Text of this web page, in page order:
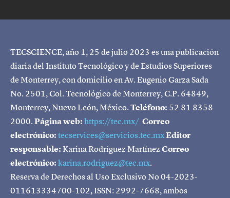
TECSCIENCE, año 1, 25 de julio 2023 es una publicación
diaria del Instituto Tecnológico y de Estudios Superiores
de Monterrey, con domicilio en Av. Eugenio Garza Sada
No. 2501, Col. Tecnológico de Monterrey, C.P. 64849,
Monterrey, Nuevo León, México.Teléfono: 52 81 8358
2000.Página web:https://tec.mx/ Correo
electrónico:tecservices@servicios.tec.mxEditor
responsable:Karina Rodríguez MartínezCorreo
electrónico:karina.rodriguez@tec.mx.
Reserva de Derechos al Uso Exclusivo No 04-2023-
011613334700-102, ISSN: 2992-7668, ambos